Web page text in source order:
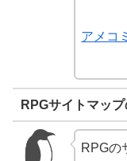
アメコ
RPGサイトマッ
RPGの